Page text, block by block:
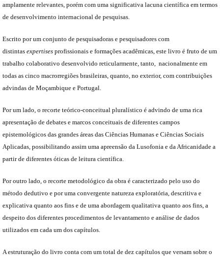
amplamente relevantes, porém com uma significativa lacuna científica em termos
de desenvolvimento internacional de pesquisas.
Escrito por um conjunto de pesquisadoras e pesquisadores com
distintas expertises profissionais e formações acadêmicas, este livro é fruto de um
trabalho colaborativo desenvolvido reticularmente, tanto, nacionalmente em
todas as cinco macrorregiões brasileiras, quanto, no exterior, com contribuições
advindas de Moçambique e Portugal.
Por um lado, o recorte teórico-conceitual pluralístico é advindo de uma rica
apresentação de debates e marcos conceituais de diferentes campos
epistemológicos das grandes áreas das Ciências Humanas e Ciências Sociais
Aplicadas, possibilitando assim uma apreensão da Lusofonia e da Africanidade a
partir de diferentes óticas de leitura científica.
Por outro lado, o recorte metodológico da obra é caracterizado pelo uso do
método dedutivo e por uma convergente natureza exploratória, descritiva e
explicativa quanto aos fins e de uma abordagem qualitativa quanto aos fins, a
despeito dos diferentes procedimentos de levantamento e análise de dados
utilizados em cada um dos capítulos.
A estruturação do livro conta com um total de dez capítulos que versam sobre o